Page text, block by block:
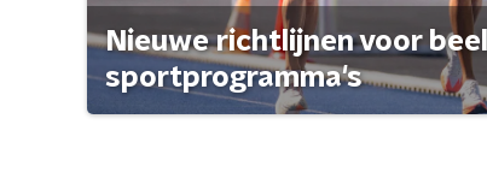
Nieuwe richtlijnen voor
sportprogramma's